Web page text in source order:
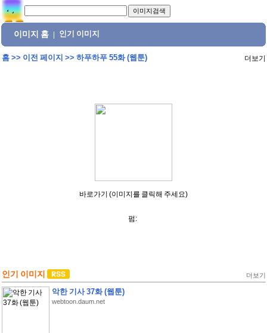
이미지 홈 인기 이미지
홈>> 이전 페이지 >> 하푸하푸 55화 (웹툰) 더보기
바로가기 (이미지를 클릭해 주세요)
펌:
인기 이미지 더보기
악한 기사 37화 (웹툰)
webtoon.daum.net